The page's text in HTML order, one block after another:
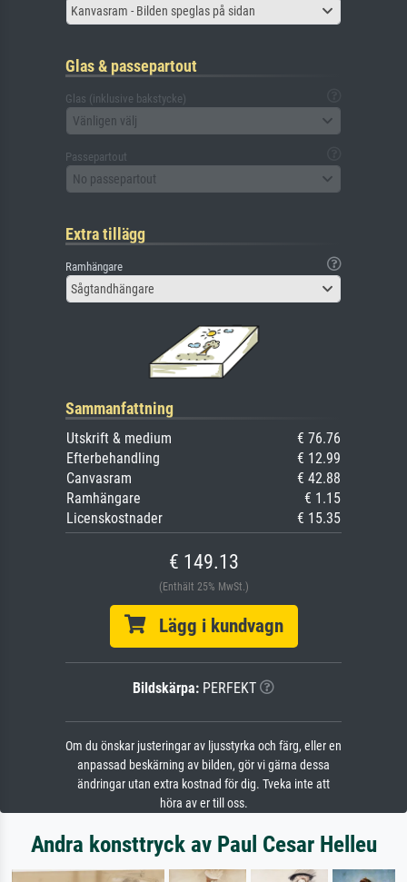
Kanvasram - Bilden speglas på sidan
Glas & passepartout
Glas (inklusive bakstycke)
Vänligen välj
Passepartout
No passepartout
Extra tillägg
Ramhängare
Sågtandhängare
Sammanfattning
Utskrift & medium
€ 76.76
Efterbehandling
€ 12.99
Canvasram
€ 42.88
Ramhängare
€ 1.15
Licenskostnader
€ 15.35
€ 149.13
(Enthält 25% MwSt.)
Lägg i kundvagn
Bildskärpa: PERFEKT
Om du önskar justeringar av ljusstyrka och färg, eller en
anpassad beskärning av bilden, gör vi gärna dessa
ändringar utan extra kostnad för dig. Tveka inte att
höra av er till oss.
Andra konsttryck av Paul Cesar Helleu